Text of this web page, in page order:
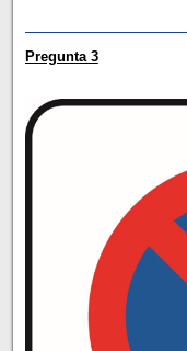
Pregunta 3